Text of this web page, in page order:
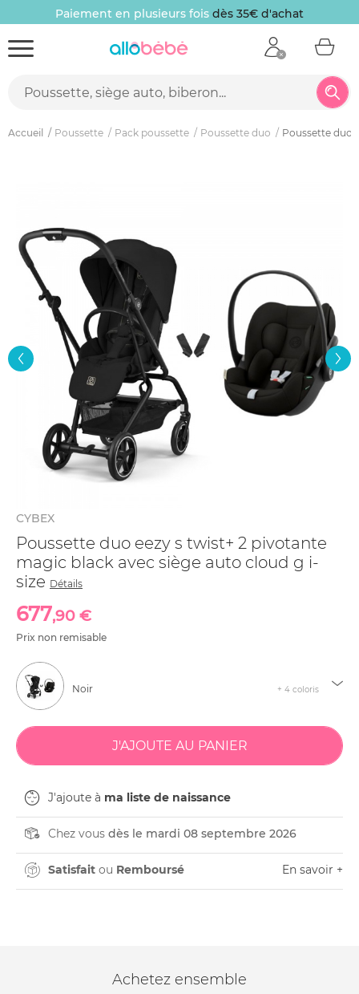
Paiement en plusieurs fois dès 35€ d'achat
Accueil Poussette Pack poussette Poussette duo Poussette duo
CYBEX
Poussette duo eezy s twist+ 2 pivotante
magic black avec siège auto cloud g i-
size Détails
677,90 €
Prix non remisable
Noir + 4 coloris
J'ajoute à ma liste de naissance
Chez vous dès le mardi 08 septembre 2026
Satisfait ou Remboursé En savoir +
Achetez ensemble